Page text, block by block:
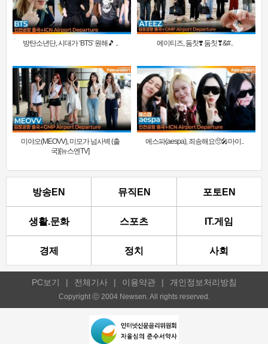
방탄소년단, 시대가 ‘BTS’ 원해🎵 .. 에이티즈, 둠칫❣️ 둠칫❣&#..
미야오(MEOVV), 미모가 넘사벽 (출
국)[뉴스엔TV]
에스파(aespa), 죄송해요🥺🎤마이..
방송EN 뮤직EN 포토EN
생활.문화 스포츠 IT.게임
경제 정치 사회
PC보기 | 전체기사 | 이용약관 | 개인정보처리방침
Copyright ⓒ 2004 Newsen. All rights reserved.